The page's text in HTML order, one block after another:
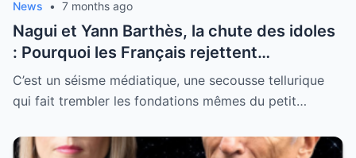
News • 7 months ago
Nagui et Yann Barthès, la chute des idoles
: Pourquoi les Français rejettent
massivement les “donneurs de leçons” de
la télévision
C’est un séisme médiatique, une secousse tellurique
qui fait trembler les fondations mêmes du petit…